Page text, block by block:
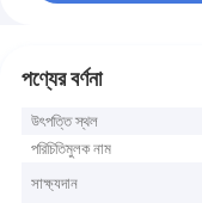
পণ্যের বর্ণনা
উৎপত্তি স্থল
পরিচিতিমুলক নাম
সাক্ষ্যদান